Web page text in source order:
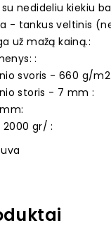
su nedideliu kiekiu
- tankus veltinis
už mažą kainą.:
:
svoris - 660 g/
storis - 7 mm :
2000 gr/ :